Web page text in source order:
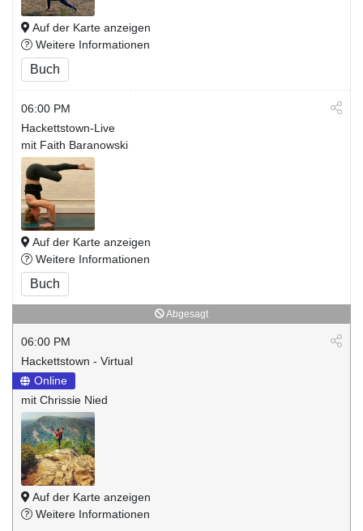
Auf der Karte anzeigen
Weitere Informationen
Buch
06:00 PM
Hackettstown-Live
mit Faith Baranowski
Auf der Karte anzeigen
Weitere Informationen
Buch
Abgesagt
06:00 PM
Hackettstown - Virtual
Online
mit Chrissie Nied
Auf der Karte anzeigen
Weitere Informationen